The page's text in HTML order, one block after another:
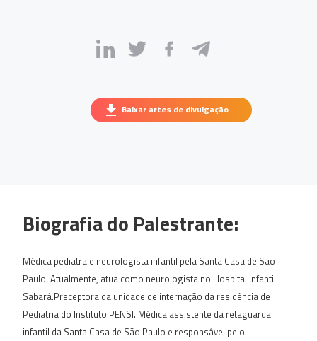
Baixar artes de divulgação
Biografia do Palestrante:
Médica pediatra e neurologista infantil pela Santa Casa de São
Paulo. Atualmente, atua como neurologista no Hospital infantil
Sabará.Preceptora da unidade de internação da residência de
Pediatria do Instituto PENSI. Médica assistente da retaguarda
infantil da Santa Casa de São Paulo e responsável pelo